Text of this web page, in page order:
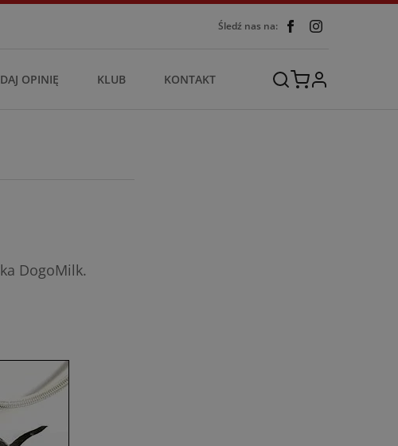
Śledź nas na:
OPINIĘ KLUB KONTAKT
DogoMilk.